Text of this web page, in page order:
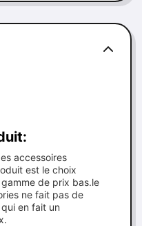
accessoires
est le choix
de prix bas.le
ne fait pas de
en fait un